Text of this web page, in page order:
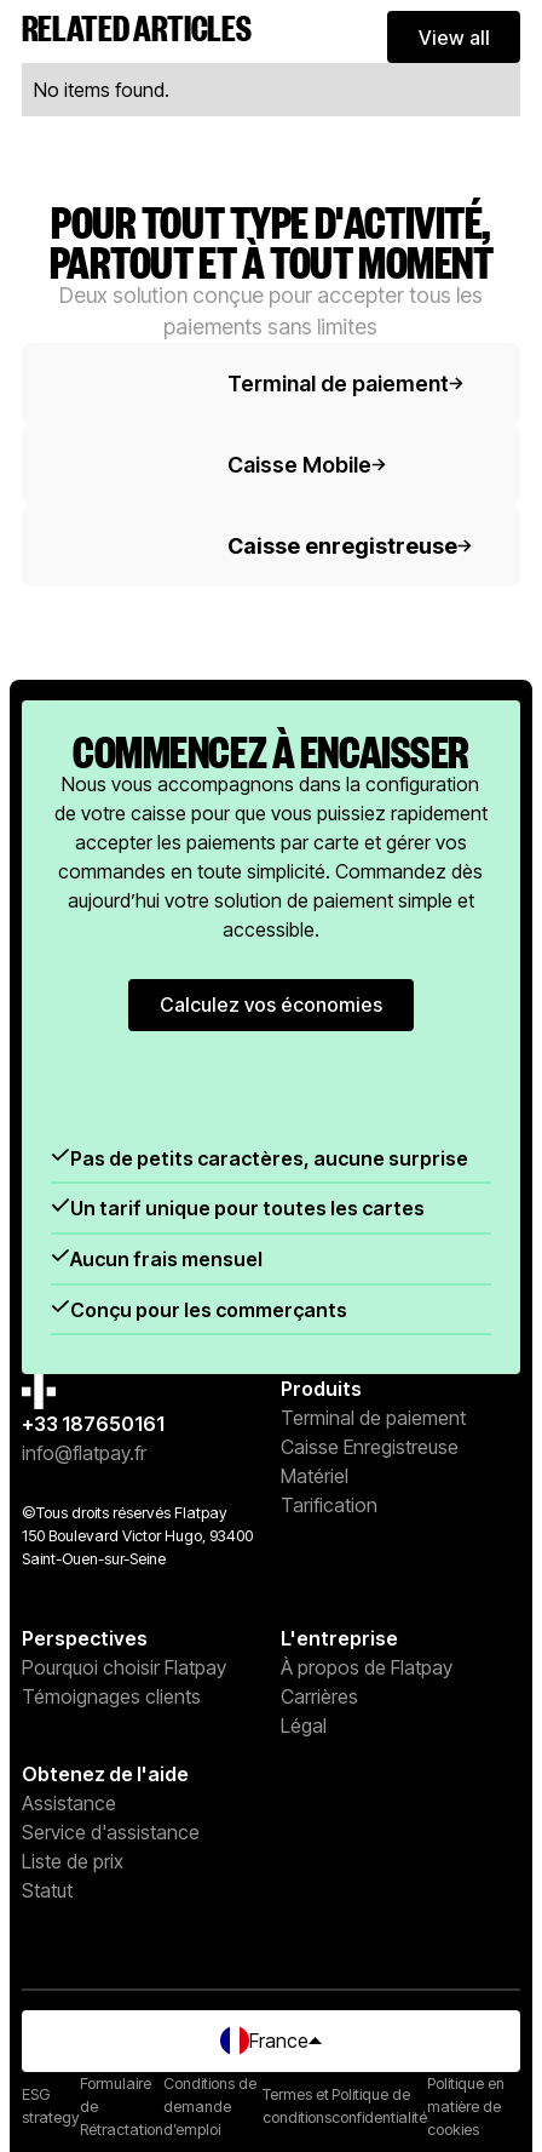
RELATED ARTICLES
View
View all
No items found.
POUR TOUT TYPE D'ACTIVITÉ,
PARTOUT ET À TOUT MOMENT
Deux solution conçue pour accepter tous les
paiements sans limites
Terminal de paiement
Caisse Mobile
Caisse enregistreuse
COMMENCEZ À ENCAISSER
Nous vous accompagnons dans la configuration
de votre caisse pour que vous puissiez rapidement
accepter les paiements par carte et gérer vos
commandes en toute simplicité. Commandez dès
aujourd’hui votre solution de paiement simple et
accessible.
Calculez vos économies
Calculez vos économies
Pas de petits caractères, aucune surprise
Un tarif unique pour toutes les cartes
Aucun frais mensuel
Conçu pour les commerçants
+33 187650161
info@flatpay.fr
©Tous droits réservés Flatpay
150 Boulevard Victor Hugo, 93400
Saint-Ouen-sur-Seine
Produits
Terminal de paiement
Caisse Enregistreuse
Matériel
Tarification
Perspectives
Pourquoi choisir Flatpay
Témoignages clients
L'entreprise
À propos de Flatpay
Carrières
Légal
Obtenez de l'aide
Assistance
Service d'assistance
Liste de prix
Statut
France
ESG
strategy
Formulaire
de
Rétractation
Conditions de
demande
d’emploi
Termes et
conditions
Politique de
confidentialité
Politique en
matière de
cookies